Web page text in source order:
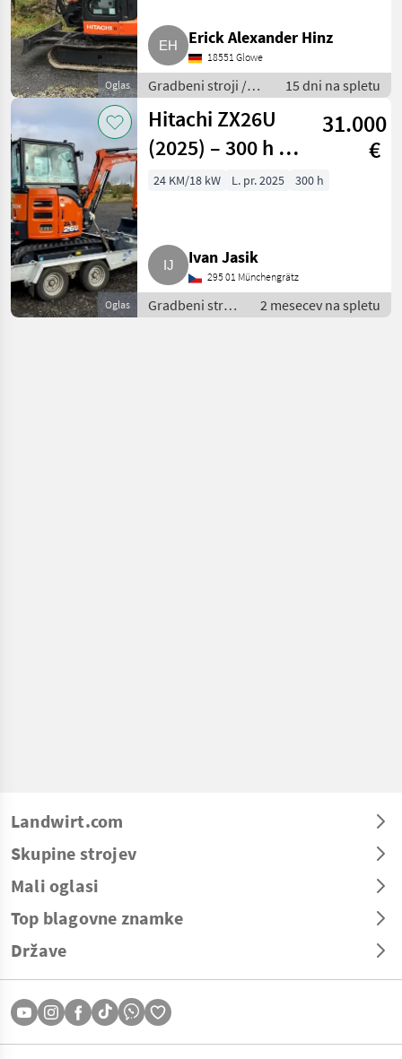
Oglas
Erick Alexander Hinz
18551 Glowe
Gradbeni stroji /
Mini bager
15 dni na spletu
Oglas
Hitachi ZX26U
(2025) – 300 h –
Verkauf
31.000
€
24 KM/18 kW L. pr. 2025 300 h
Ivan Jasik
295 01 Münchengrätz
Gradbeni stroji
/ Mini bager
2 mesecev na spletu
Landwirt.com
Skupine strojev
Mali oglasi
Top blagovne znamke
Države